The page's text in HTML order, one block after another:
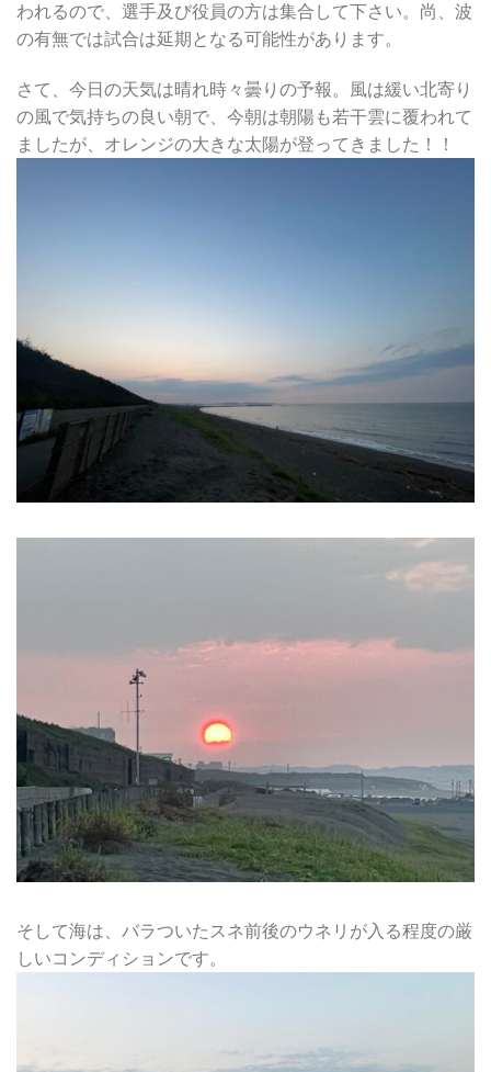
われるので、選手及び役員の方は集合して下さい。尚、波
の有無では試合は延期となる可能性があります。
さて、今日の天気は晴れ時々曇りの予報。風は緩い北寄り
の風で気持ちの良い朝で、今朝は朝陽も若干雲に覆われて
ましたが、オレンジの大きな太陽が登ってきました！！
そして海は、バラついたスネ前後のウネリが入る程度の厳
しいコンディションです。